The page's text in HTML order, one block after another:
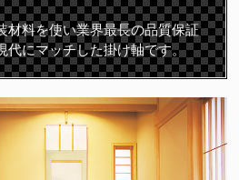
材料を使い業界最長の品質保証
代にマッチした掛け軸です。